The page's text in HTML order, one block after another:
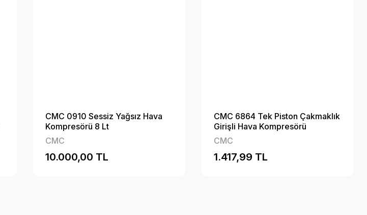
CMC 0910 Sessiz Yağsız Hava
Kompresörü 8 Lt
CMC
10.000,00 TL
CMC 6864 Tek Piston Çakmaklık
Girişli Hava Kompresörü
CMC
1.417,99 TL